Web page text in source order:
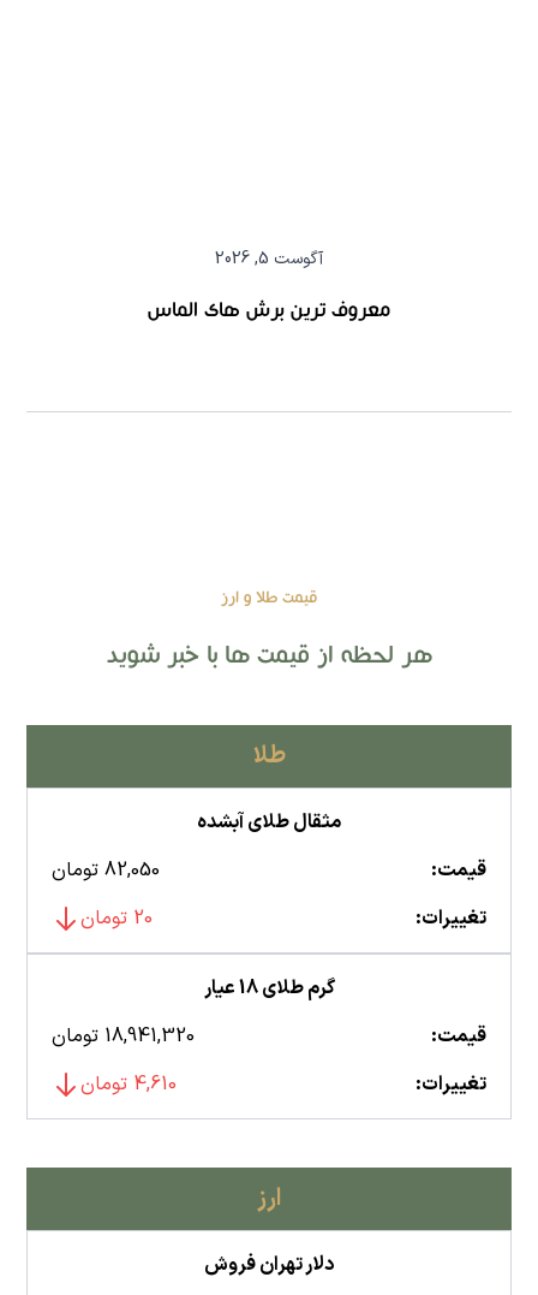
آگوست 5, 2026
معروف ترین برش های الماس
قیمت طلا و ارز
هر لحظه از قیمت ها با خبر شوید
طلا
مثقال طلای آبشده
قیمت:
82,050 تومان
تغییرات:
20 تومان
گرم طلای 18 عیار
قیمت:
18,941,320 تومان
تغییرات:
4,610 تومان
ارز
دلار تهران فروش